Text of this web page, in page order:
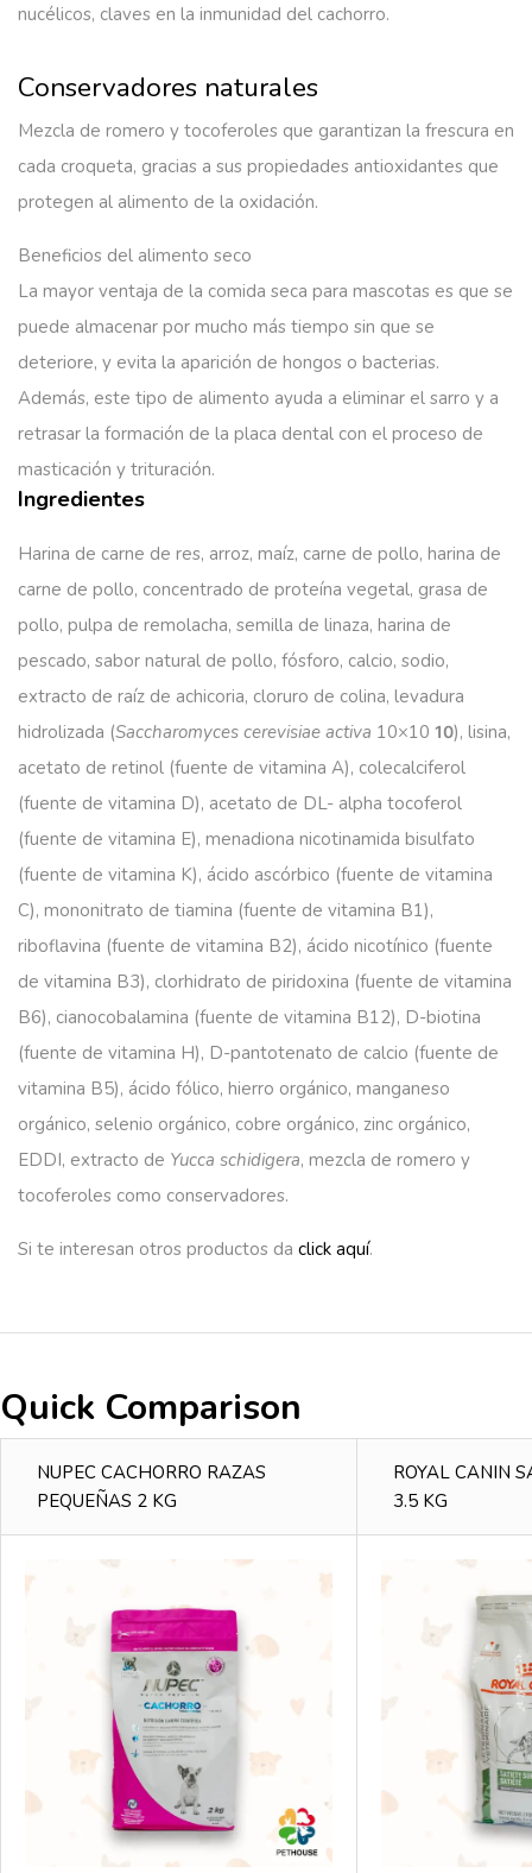
nucélicos, claves en la inmunidad del cachorro.
Conservadores naturales
Mezcla de romero y tocoferoles que garantizan la frescura en
cada croqueta, gracias a sus propiedades antioxidantes que
protegen al alimento de la oxidación.
Beneficios del alimento seco
La mayor ventaja de la comida seca para mascotas es que se
puede almacenar por mucho más tiempo sin que se
deteriore, y evita la aparición de hongos o bacterias.
Además, este tipo de alimento ayuda a eliminar el sarro y a
retrasar la formación de la placa dental con el proceso de
masticación y trituración.
Ingredientes
Harina de carne de res, arroz, maíz, carne de pollo, harina de
carne de pollo, concentrado de proteína vegetal, grasa de
pollo, pulpa de remolacha, semilla de linaza, harina de
pescado, sabor natural de pollo, fósforo, calcio, sodio,
extracto de raíz de achicoria, cloruro de colina, levadura
hidrolizada (Saccharomyces cerevisiae activa 10×10 10), lisina,
acetato de retinol (fuente de vitamina A), colecalciferol
(fuente de vitamina D), acetato de DL- alpha tocoferol
(fuente de vitamina E), menadiona nicotinamida bisulfato
(fuente de vitamina K), ácido ascórbico (fuente de vitamina
C), mononitrato de tiamina (fuente de vitamina B1),
riboflavina (fuente de vitamina B2), ácido nicotínico (fuente
de vitamina B3), clorhidrato de piridoxina (fuente de vitamina
B6), cianocobalamina (fuente de vitamina B12), D-biotina
(fuente de vitamina H), D-pantotenato de calcio (fuente de
vitamina B5), ácido fólico, hierro orgánico, manganeso
orgánico, selenio orgánico, cobre orgánico, zinc orgánico,
EDDI, extracto de Yucca schidigera, mezcla de romero y
tocoferoles como conservadores.
Si te interesan otros productos da click aquí.
Quick Comparison
NUPEC CACHORRO RAZAS
PEQUEÑAS 2 KG
ROYAL CANIN
3.5 KG